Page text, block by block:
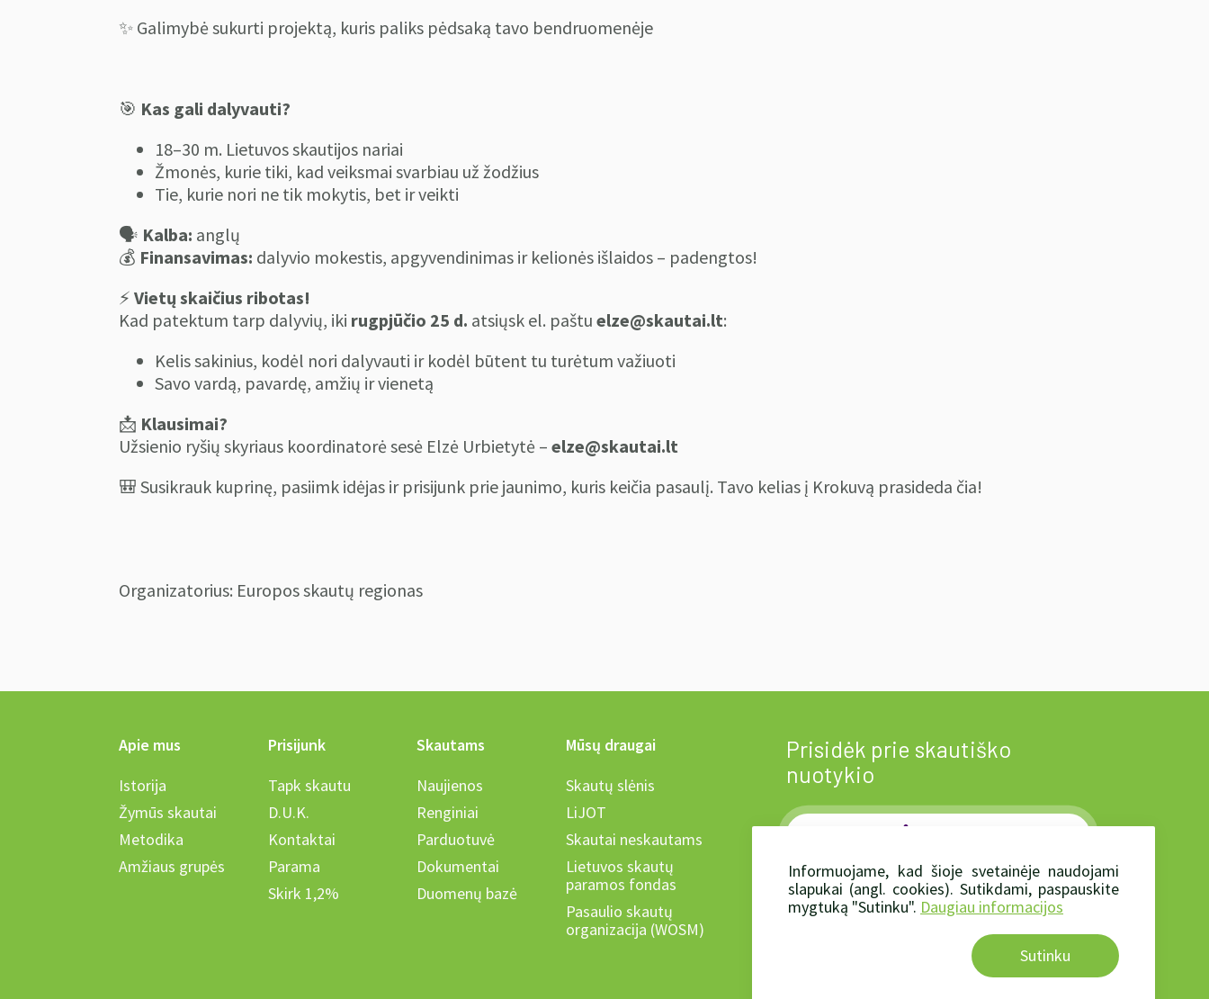
✨ Galimybė sukurti projektą, kuris paliks pėdsaką tavo bendruomenėje
🎯 Kas gali dalyvauti?
18–30 m. Lietuvos skautijos nariai
Žmonės, kurie tiki, kad veiksmai svarbiau už žodžius
Tie, kurie nori ne tik mokytis, bet ir veikti
🗣 Kalba: anglų
💰 Finansavimas: dalyvio mokestis, apgyvendinimas ir kelionės išlaidos – padengtos!
⚡ Vietų skaičius ribotas!
Kad patektum tarp dalyvių, iki rugpjūčio 25 d. atsiųsk el. paštu elze@skautai.lt:
Kelis sakinius, kodėl nori dalyvauti ir kodėl būtent tu turėtum važiuoti
Savo vardą, pavardę, amžių ir vienetą
📩 Klausimai?
Užsienio ryšių skyriaus koordinatorė sesė Elzė Urbietytė – elze@skautai.lt
🎒 Susikrauk kuprinę, pasiimk idėjas ir prisijunk prie jaunimo, kuris keičia pasaulį. Tavo kelias į Krokuvą prasideda čia!
Organizatorius: Europos skautų regionas
Informuojame, kad šioje svetainėje naudojami
slapukai (angl. cookies). Sutikdami, paspauskite
mygtuką "Sutinku". Daugiau informacijos
Sutinku
Apie mus
Istorija
Žymūs skautai
Metodika
Amžiaus grupės
Prisijunk
Tapk skautu
D.U.K.
Kontaktai
Parama
Skirk 1,2%
Skautams
Naujienos
Renginiai
Parduotuvė
Dokumentai
Duomenų bazė
Mūsų draugai
Skautų slėnis
LiJOT
Skautai neskautams
Lietuvos skautų
paramos fondas
Pasaulio skautų
organizacija (WOSM)
Prisidėk prie skautiško
nuotykio
Kartu mes - jėga!